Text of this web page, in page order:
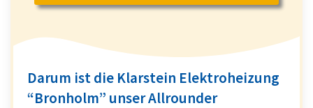
Darum ist die Klarstein Elektroheizung
“Bronholm” unser Allrounder